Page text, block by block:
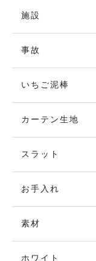
施設
事故
いちご泥棒
カーテン生地
スラット
お手入れ
素材
ホワイト